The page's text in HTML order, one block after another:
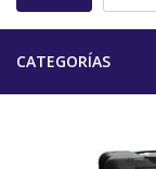
CATEGORÍAS